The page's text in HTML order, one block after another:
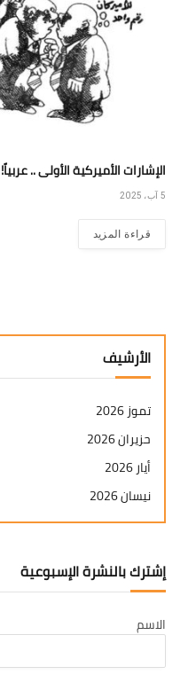
الإشارات الأميركية الأولى .. عربياً!
5 آب، 2025
قراءة المزيد
الأرشيف
تموز 2026
حزيران 2026
أيار 2026
نيسان 2026
آذار 2026
كانون ثاني 2026
تشرين ثاني 2025
تشرين أول 2025
إشترك بالنشرة الإسبوعية
الاسم